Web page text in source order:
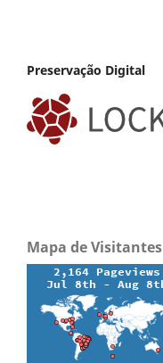
Preservação Digital
Mapa de Visitantes